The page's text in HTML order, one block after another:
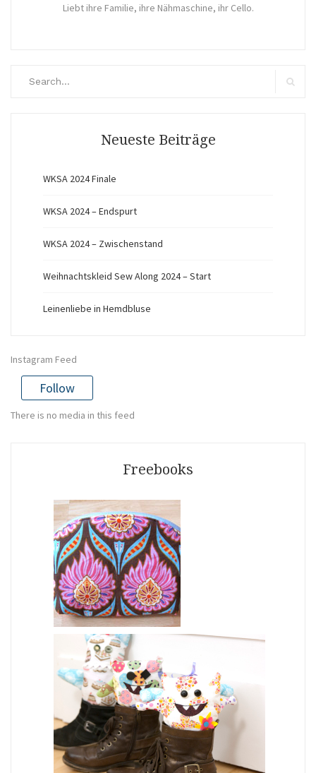
Liebt ihre Familie, ihre Nähmaschine, ihr Cello.
Neueste Beiträge
WKSA 2024 Finale
WKSA 2024 – Endspurt
WKSA 2024 – Zwischenstand
Weihnachtskleid Sew Along 2024 – Start
Leinenliebe in Hemdbluse
Instagram Feed
Follow
There is no media in this feed
Freebooks